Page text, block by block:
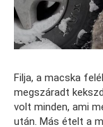
Filja, a macska
megszáradt
volt minden, ami
után. Más ételt a